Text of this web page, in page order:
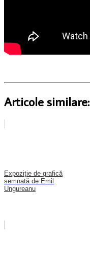
Articole similare:
Expoziție de grafică
semnată de Emil
Ungureanu